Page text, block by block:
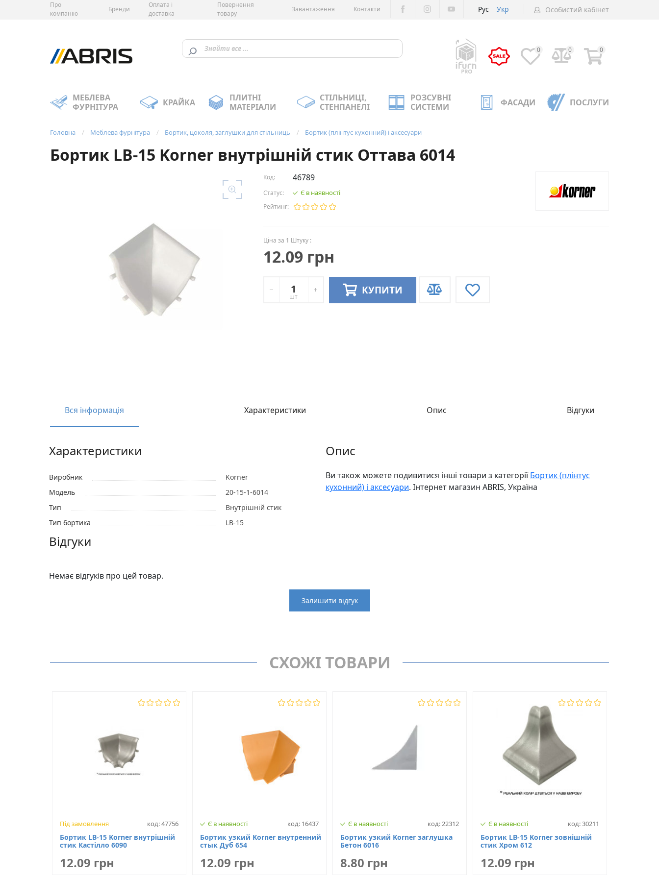
Про
компанію
Бренди
Оплата і
доставка
Повернення
товару
Завантаження Контакти Рус Укр Особистий кабінет
0 0 0
МЕБЛЕВА
ФУРНІТУРА
КРАЙКА
ПЛИТНІ
МАТЕРІАЛИ
СТІЛЬНИЦІ,
СТЕНПАНЕЛІ
РОЗСУВНІ
СИСТЕМИ
ФАСАДИ ПОСЛУГИ
Головна Меблева фурнітура Бортик, цоколя, заглушки для стільниць Бортик (плінтус кухонний) і аксесуари
Бортик LB-15 Korner внутрішній стик Оттава 6014
Код: 46789
Статус: Є в наявності
Рейтинг:
Ціна за 1 Штуку :
12.09 грн
шт
КУПИТИ
Вся інформація Характеристики Опис Відгуки
Характеристики
Виробник
Korner
Модель
20-15-1-6014
Тип
Внутрішній стик
Тип бортика
LB-15
Опис
Ви також можете подивитися інші товари з категоріїБортик (плінтус
кухонний) і аксесуари. Інтернет магазин ABRIS, Україна
Відгуки
Немає відгуків про цей товар.
Залишити відгук
Модель
20-15-1-6014
Тип бортика
LB-15
СХОЖІ ТОВАРИ
Під замовлення код: 47756
Бортик LB-15 Korner внутрішній
стик Кастілло 6090
12.09 грн
Є в наявності код: 16437
Бортик узкий Korner внутренний
стык Дуб 654
12.09 грн
Є в наявності код: 22312
Бортик узкий Korner заглушка
Бетон 6016
8.80 грн
Є в наявності код: 30211
Бортик LB-15 Korner зовнішній
стик Хром 612
12.09 грн